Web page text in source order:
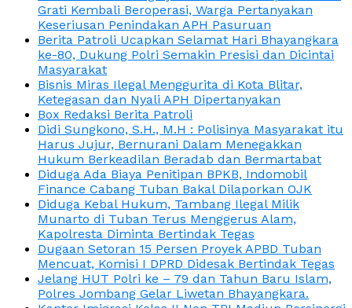
Grati Kembali Beroperasi, Warga Pertanyakan
Keseriusan Penindakan APH Pasuruan
Berita Patroli Ucapkan Selamat Hari Bhayangkara
ke-80, Dukung Polri Semakin Presisi dan Dicintai
Masyarakat
Bisnis Miras Ilegal Menggurita di Kota Blitar,
Ketegasan dan Nyali APH Dipertanyakan
Box Redaksi Berita Patroli
Didi Sungkono, S.H., M.H : Polisinya Masyarakat itu
Harus Jujur, Bernurani Dalam Menegakkan
Hukum Berkeadilan Beradab dan Bermartabat
Diduga Ada Biaya Penitipan BPKB, Indomobil
Finance Cabang Tuban Bakal Dilaporkan OJK
Diduga Kebal Hukum, Tambang Ilegal Milik
Munarto di Tuban Terus Menggerus Alam,
Kapolresta Diminta Bertindak Tegas
Dugaan Setoran 15 Persen Proyek APBD Tuban
Mencuat, Komisi I DPRD Didesak Bertindak Tegas
Jelang HUT Polri ke – 79 dan Tahun Baru Islam,
Polres Jombang Gelar Liwetan Bhayangkara.